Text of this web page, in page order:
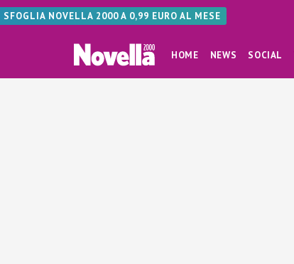
SFOGLIA NOVELLA 2000 A 0,99 EURO AL MESE
HOME NEWS SOCIAL